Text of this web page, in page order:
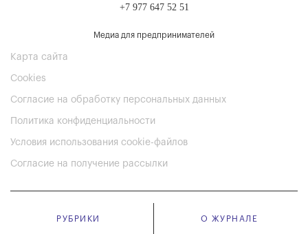
+7 977 647 52 51
Медиа для предпринимателей
Карта сайта
Cookies
Согласие на обработку персональных данных
Политика конфиденциальности
Условия использования cookie-файлов
Согласие на получение рассылки
РУБРИКИ О ЖУРНАЛЕ